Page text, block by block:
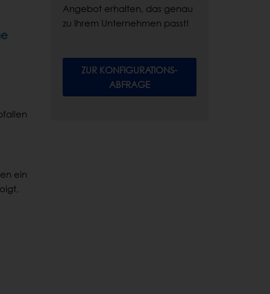
ein
Angebot erhalten, das genau
zu Ihrem Unternehmen passt!
ZUR KONFIGURATIONS-
ABFRAGE